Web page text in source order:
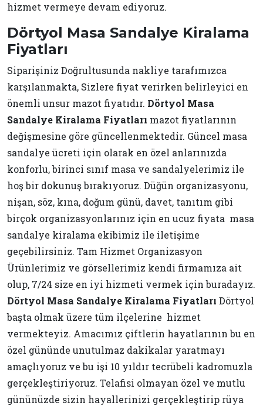
hizmet vermeye devam ediyoruz.
Dörtyol Masa Sandalye Kiralama
Fiyatları
Siparişiniz Doğrultusunda nakliye tarafımızca
karşılanmakta, Sizlere fiyat verirken belirleyici en
önemli unsur mazot fiyatıdır. Dörtyol Masa
Sandalye Kiralama Fiyatları mazot fiyatlarının
değişmesine göre güncellenmektedir. Güncel masa
sandalye ücreti için olarak en özel anlarınızda
konforlu, birinci sınıf masa ve sandalyelerimiz ile
hoş bir dokunuş bırakıyoruz. Düğün organizasyonu,
nişan, söz, kına, doğum günü, davet, tanıtım gibi
birçok organizasyonlarınız için en ucuz fiyata masa
sandalye kiralama ekibimiz ile iletişime
geçebilirsiniz. Tam Hizmet Organizasyon
Ürünlerimiz ve görsellerimiz kendi firmamıza ait
olup, 7/24 size en iyi hizmeti vermek için buradayız.
Dörtyol Masa Sandalye Kiralama Fiyatları Dörtyol
başta olmak üzere tüm ilçelerine hizmet
vermekteyiz. Amacımız çiftlerin hayatlarının bu en
özel gününde unutulmaz dakikalar yaratmayı
amaçlıyoruz ve bu işi 10 yıldır tecrübeli kadromuzla
gerçekleştiriyoruz. Telafisi olmayan özel ve mutlu
gününüzde sizin hayallerinizi gerçekleştirip rüya